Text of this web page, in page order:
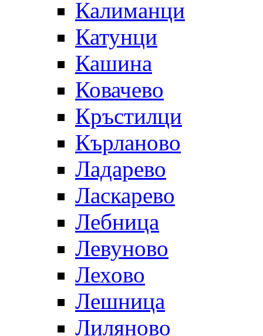
Калиманци
Катунци
Кашина
Ковачево
Кръстилци
Кърланово
Ладарево
Ласкарево
Лебница
Левуново
Лехово
Лешница
Лиляново